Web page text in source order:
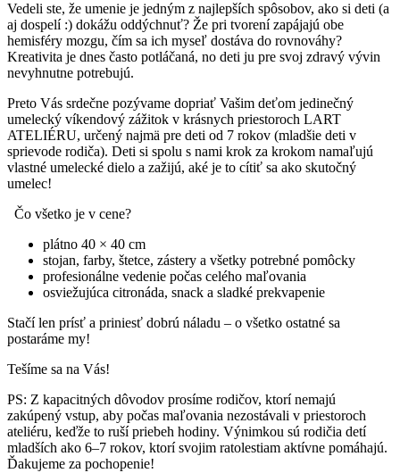
Vedeli ste, že umenie je jedným z najlepších spôsobov, ako si deti (a
aj dospelí :) dokážu oddýchnuť? Že pri tvorení zapájajú obe
hemisféry mozgu, čím sa ich myseľ dostáva do rovnováhy?
Kreativita je dnes často potláčaná, no deti ju pre svoj zdravý vývin
nevyhnutne potrebujú.
Preto Vás srdečne pozývame dopriať Vašim deťom jedinečný
umelecký víkendový zážitok v krásnych priestoroch LART
ATELIÉRU, určený najmä pre deti od 7 rokov (mladšie deti v
sprievode rodiča). Deti si spolu s nami krok za krokom namaľujú
vlastné umelecké dielo a zažijú, aké je to cítiť sa ako skutočný
umelec!
Čo všetko je v cene?
plátno 40 × 40 cm
stojan, farby, štetce, zástery a všetky potrebné pomôcky
profesionálne vedenie počas celého maľovania
osviežujúca citronáda, snack a sladké prekvapenie
Stačí len prísť a priniesť dobrú náladu – o všetko ostatné sa
postaráme my!
Tešíme sa na Vás!
PS: Z kapacitných dôvodov prosíme rodičov, ktorí nemajú
zakúpený vstup, aby počas maľovania nezostávali v priestoroch
ateliéru, keďže to ruší priebeh hodiny. Výnimkou sú rodičia detí
mladších ako 6–7 rokov, ktorí svojim ratolestiam aktívne pomáhajú.
Ďakujeme za pochopenie!